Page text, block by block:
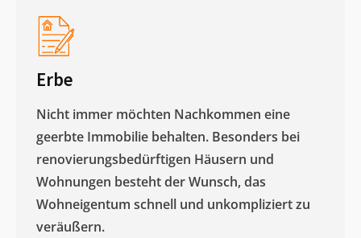
Erbe
Nicht immer möchten Nachkommen eine
geerbte Immobilie behalten. Besonders bei
renovierungsbedürftigen Häusern und
Wohnungen besteht der Wunsch, das
Wohneigentum schnell und unkompliziert zu
veräußern. ​